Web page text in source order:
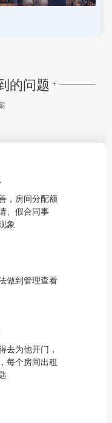
的问题 +
，房间分配额
、假合同事
象
做到管理查看
去为他开门，
每个房间出租